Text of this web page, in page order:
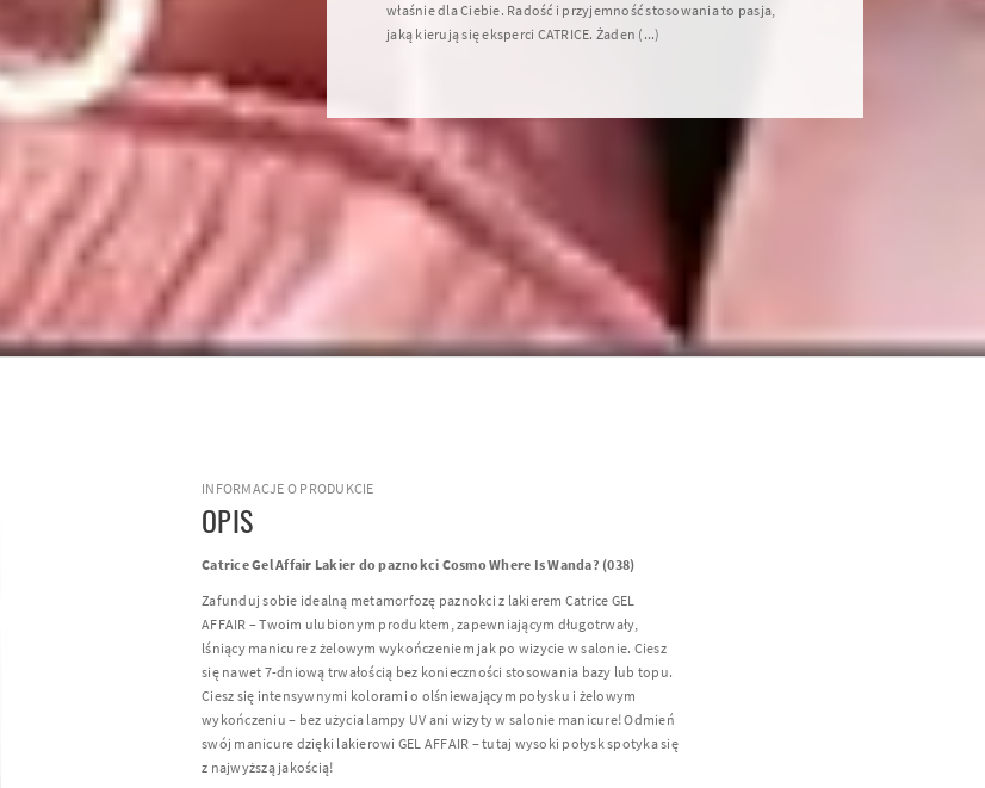
właśnie dla Ciebie. Radość i przyjemność stosowania to pasja,
jaką kierują się eksperci CATRICE. Żaden (...)
INFORMACJE O PRODUKCIE
OPIS
Catrice Gel Affair Lakier do paznokci Cosmo Where Is Wanda? (038)
Zafunduj sobie idealną metamorfozę paznokci z lakierem Catrice GEL
AFFAIR – Twoim ulubionym produktem, zapewniającym długotrwały,
lśniący manicure z żelowym wykończeniem jak po wizycie w salonie. Ciesz
się nawet 7-dniową trwałością bez konieczności stosowania bazy lub topu.
Ciesz się intensywnymi kolorami o olśniewającym połysku i żelowym
wykończeniu – bez użycia lampy UV ani wizyty w salonie manicure! Odmień
swój manicure dzięki lakierowi GEL AFFAIR – tutaj wysoki połysk spotyka się
z najwyższą jakością!